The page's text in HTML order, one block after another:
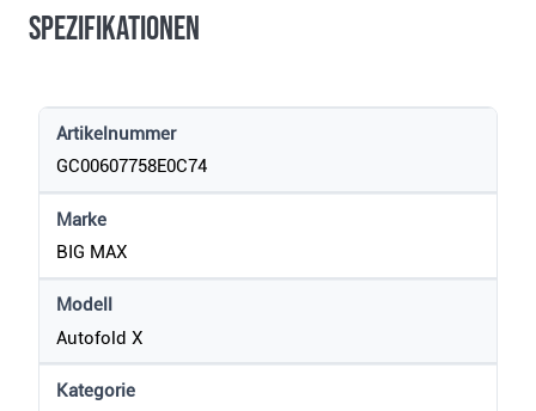
Spezifikationen
Artikelnummer
GC00607758E0C74
Marke
BIG MAX
Modell
Autofold X
Kategorie